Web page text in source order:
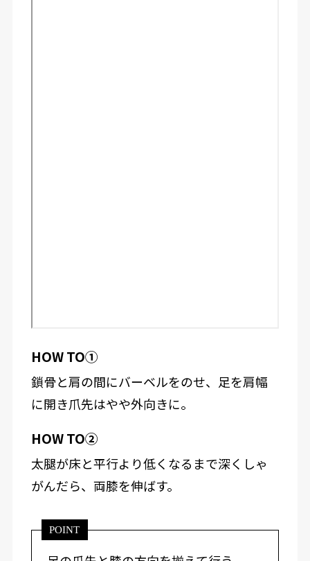
HOW TO①
鎖骨と肩の間にバーベルをのせ、足を肩幅
に開き爪先はやや外向きに。
HOW TO②
太腿が床と平行より低くなるまで深くしゃ
がんだら、両膝を伸ばす。
POINT